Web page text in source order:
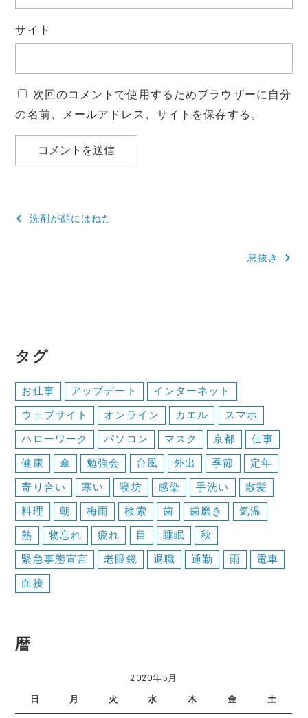
サイト
次回のコメントで使用するためブラウザーに自分
の名前、メールアドレス、サイトを保存する。
投
シ
ョ
ン
洗剤が顔にはねた
息抜き
タグ
お仕事 アップデート
インターネット
ウェブサイト
オンライン カエル
スマホ
ハローワーク
パソコン マスク 京都
仕事
健康
傘 勉強会 台風 外出 季節
定年
寄り合い
寒い 寝坊 感染 手洗い
散髪
料理
朝 梅雨 検索 歯 歯磨き
気温
熱
物忘れ 疲れ 目 睡眠
秋
緊急事態宣言
老眼鏡 退職 通勤 雨
電車
面接
暦
2020年5月
日 月 火 水 木 金 土